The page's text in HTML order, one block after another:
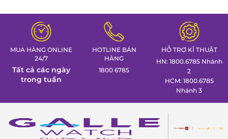
tác thể thao cá tính nhất trong
Tuần lễ đồng hồ Thụy Sỹ cùng
Đồng hồ Galle!
gian trưng bày đồng hồ
định hình phong thái lãnh
MUA HÀNG ONLINE
24/7
Tất cả các ngày
trong tuần
HOTLINE BÁN
HÀNG
1800 6785
HỖ TRỢ KĨ THUẬT
HN: 1800.6785 Nhánh
2
HCM: 1800.6785
Nhánh 3